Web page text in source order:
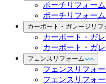
ポーチリフォー
ポーチリフォー
カーポート・ガレージリフ
カーポート・ガ
カーポート・ガ
フェンスリフォーム
フェンスリフォ
フェンスリフォ